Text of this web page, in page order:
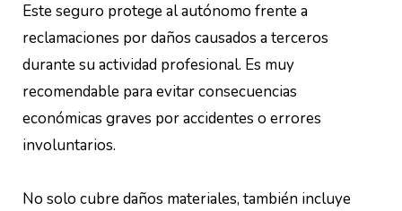
Este seguro protege al autónomo frente a
reclamaciones por daños causados a terceros
durante su actividad profesional. Es muy
recomendable para evitar consecuencias
económicas graves por accidentes o errores
involuntarios.
No solo cubre daños materiales, también incluye